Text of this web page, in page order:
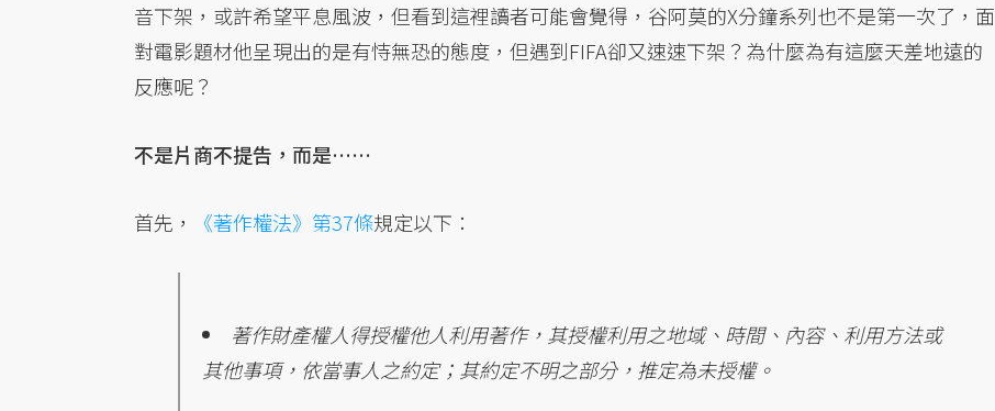
音下架，或許希望平息風波，但看到這裡讀者可能會覺得，谷阿莫的X分鐘系列也不是第一次了，面
對電影題材他呈現出的是有恃無恐的態度，但遇到FIFA卻又速速下架？為什麼為有這麼天差地遠的
反應呢？
不是片商不提告，而是……
首先， 《著作權法》第37條規定以下：
著作財產權人得授權他人利用著作，其授權利用之地域、時間、內容、利用方法或
其他事項，依當事人之約定；其約定不明之部分，推定為未授權。